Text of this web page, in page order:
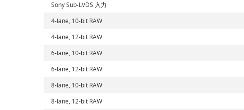
Sony Sub-LVDS 入力
4-lane, 10-bit RAW
4-lane, 12-bit RAW
6-lane, 10-bit RAW
6-lane, 12-bit RAW
8-lane, 10-bit RAW
8-lane, 12-bit RAW